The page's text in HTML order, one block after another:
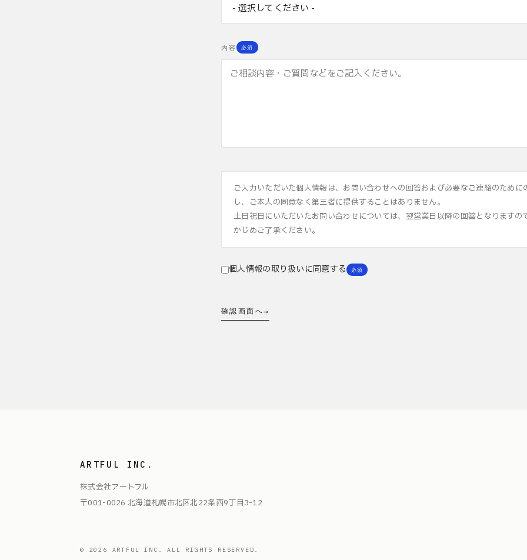
内容 必須
ご入力いただいた個人情報は、お問い合わせへの回答および必要なご連絡のために
し、ご本人の同意なく第三者に提供することはありません。
土日祝日にいただいたお問い合わせについては、翌営業日以降の回答となりますの
かじめご了承ください。
個人情報の取り扱いに同意する 必須
確認画面へ
ARTFUL INC.
株式会社アートフル
〒001-0026 北海道札幌市北区北22条西9丁目3-12
© 2026 ARTFUL INC. ALL RIGHTS RESERVED.